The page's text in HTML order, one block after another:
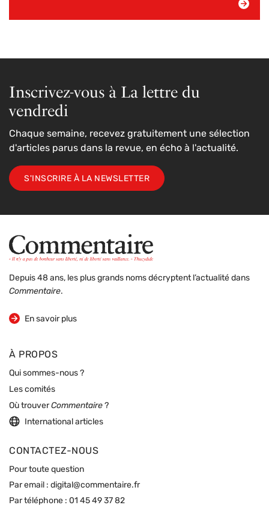
Inscrivez-vous à La lettre du
vendredi
Chaque semaine, recevez gratuitement une sélection
d'articles parus dans la revue, en écho à l'actualité.
S'INSCRIRE À LA NEWSLETTER
Depuis 48 ans, les plus grands noms décryptent l’actualité dans
Commentaire.
En savoir plus
sur la revue
À PROPOS
Qui sommes-nous ?
Les comités
Où trouverCommentaire ?
International articles
CONTACTEZ-NOUS
Pour toute question
Par email : digital@commentaire.fr
Par téléphone : 01 45 49 37 82